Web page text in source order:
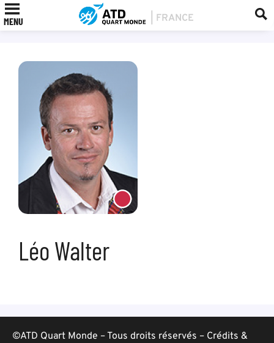
MENU
Léo Walter
©ATD Quart Monde – Tous droits réservés – Crédits &